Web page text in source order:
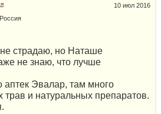
10 июл 2016
страдаю, но Наташе
не знаю, что лучше
аптек Эвалар, там много
трав и натуральных препаратов.